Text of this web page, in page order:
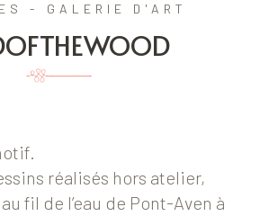
- GALERIE D'ART
réalisés hors atelier,
fil de l’eau de Pont-Aven à